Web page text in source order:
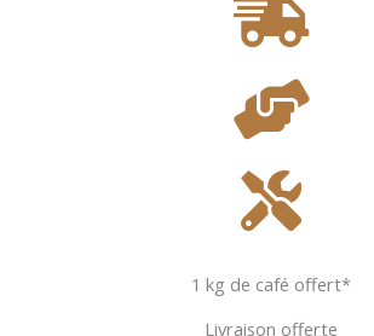
1 kg de café offert*
Livraison offerte